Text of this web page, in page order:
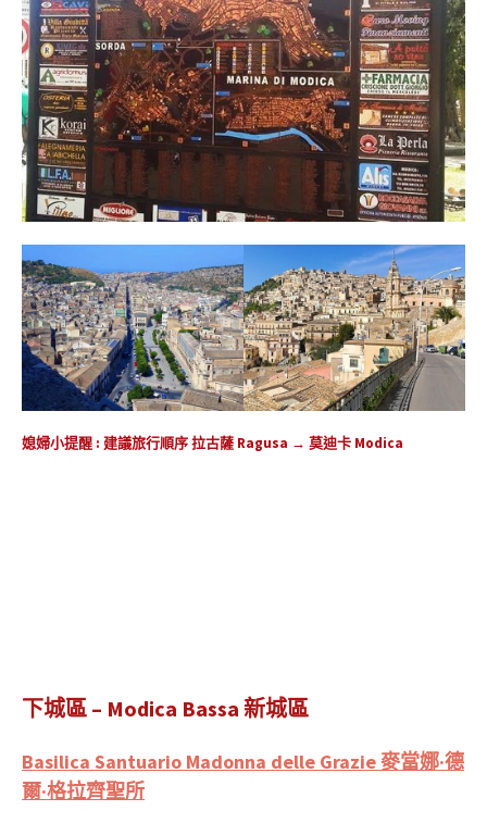
媳婦小提醒 : 建議旅行順序 拉古薩 Ragusa → 莫迪卡 Modica
下城區 – Modica Bassa 新城區
Basilica Santuario Madonna delle Grazie 麥當娜·德
爾·格拉齊聖所